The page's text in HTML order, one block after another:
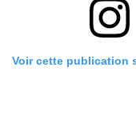
Voir cette publication